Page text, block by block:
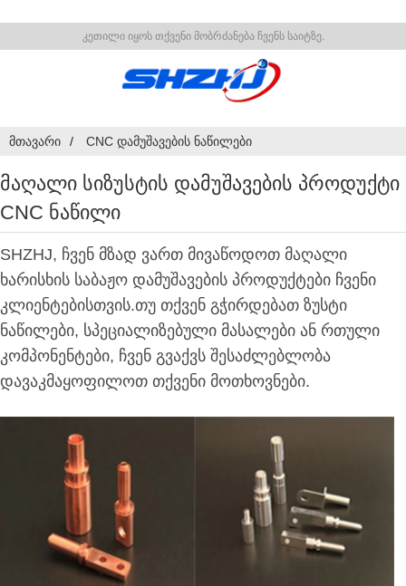
კეთილი იყოს თქვენი მობრძანება ჩვენს საიტზე.
ᲛᲗᲐᲕᲐᲠᲘ CNC ᲓᲐᲛᲣᲨᲐᲕᲔᲑᲘᲡ ᲜᲐᲬᲘᲚᲔᲑᲘ
Მაღალი Სიზუსტის Დამუშავების Პროდუქტი
CNC Ნაწილი
SHZHJ, ჩვენ მზად ვართ მივაწოდოთ მაღალი
ხარისხის საბაჟო დამუშავების პროდუქტები ჩვენი
კლიენტებისთვის.თუ თქვენ გჭირდებათ ზუსტი
ნაწილები, სპეციალიზებული მასალები ან რთული
კომპონენტები, ჩვენ გვაქვს შესაძლებლობა
დავაკმაყოფილოთ თქვენი მოთხოვნები.